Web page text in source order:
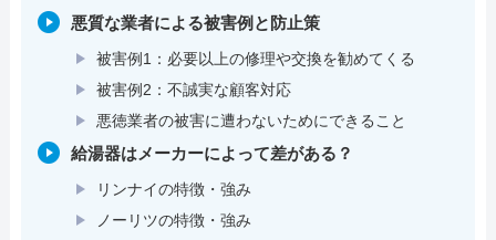
悪質な業者による被害例と防止策
被害例1：必要以上の修理や交換を勧めてくる
被害例2：不誠実な顧客対応
悪徳業者の被害に遭わないためにできること
給湯器はメーカーによって差がある？
リンナイの特徴・強み
ノーリツの特徴・強み